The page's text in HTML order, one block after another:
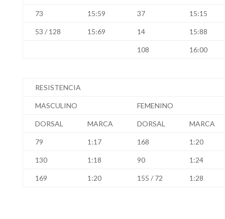
73 15:59 37 15:15
53 / 128 15:69 14 15:88
108 16:00
RESISTENCIA
MASCULINO FEMENINO
DORSAL MARCA DORSAL MARCA
79 1:17 168 1:20
130 1:18 90 1:24
169 1:20 155 / 72 1:28